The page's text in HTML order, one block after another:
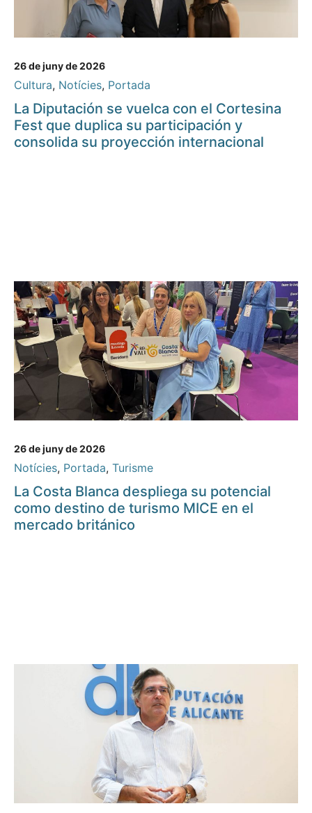
26 de juny de 2026
Cultura, Notícies, Portada
La Diputación se vuelca con el Cortesina
Fest que duplica su participación y
consolida su proyección internacional
26 de juny de 2026
Notícies, Portada, Turisme
La Costa Blanca despliega su potencial
como destino de turismo MICE en el
mercado británico